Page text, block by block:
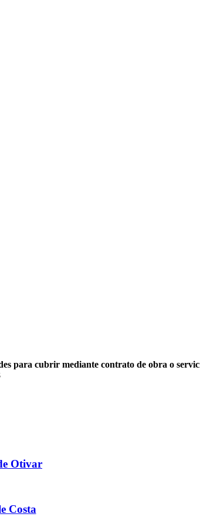
para cubrir mediante contrato de obra o
Otivar
Costa